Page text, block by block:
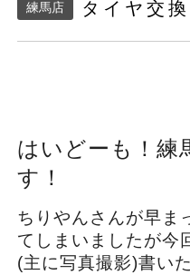
練馬店 タイヤ交
はいどーも！練
す！
ちりやんさんが早ま
てしまいましたが今
(主に写真撮影)書い